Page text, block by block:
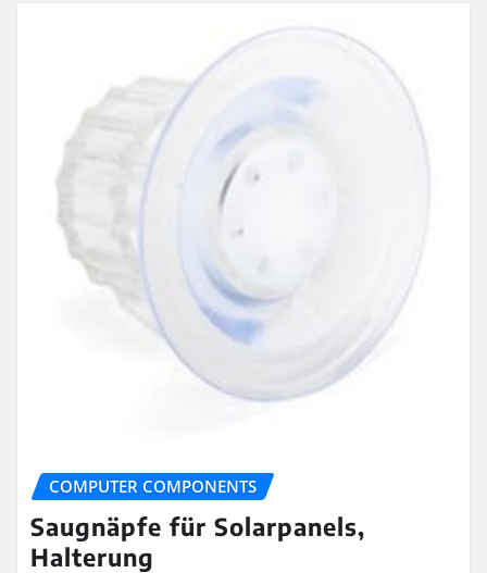
COMPUTER COMPONENTS
Saugnäpfe für Solarpanels,
Halterung